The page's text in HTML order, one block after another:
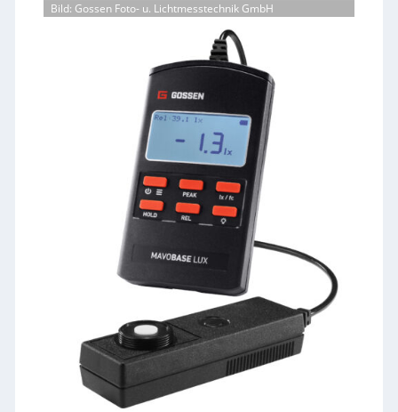
Bild: Gossen Foto- u. Lichtmesstechnik GmbH